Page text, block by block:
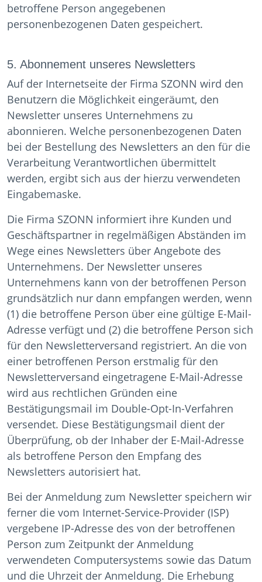
betroffene Person angegebenen
personenbezogenen Daten gespeichert.
5. Abonnement unseres Newsletters
Auf der Internetseite der Firma SZONN wird den
Benutzern die Möglichkeit eingeräumt, den
Newsletter unseres Unternehmens zu
abonnieren. Welche personenbezogenen Daten
bei der Bestellung des Newsletters an den für die
Verarbeitung Verantwortlichen übermittelt
werden, ergibt sich aus der hierzu verwendeten
Eingabemaske.
Die Firma SZONN informiert ihre Kunden und
Geschäftspartner in regelmäßigen Abständen im
Wege eines Newsletters über Angebote des
Unternehmens. Der Newsletter unseres
Unternehmens kann von der betroffenen Person
grundsätzlich nur dann empfangen werden, wenn
(1) die betroffene Person über eine gültige E-Mail-
Adresse verfügt und (2) die betroffene Person sich
für den Newsletterversand registriert. An die von
einer betroffenen Person erstmalig für den
Newsletterversand eingetragene E-Mail-Adresse
wird aus rechtlichen Gründen eine
Bestätigungsmail im Double-Opt-In-Verfahren
versendet. Diese Bestätigungsmail dient der
Überprüfung, ob der Inhaber der E-Mail-Adresse
als betroffene Person den Empfang des
Newsletters autorisiert hat.
Bei der Anmeldung zum Newsletter speichern wir
ferner die vom Internet-Service-Provider (ISP)
vergebene IP-Adresse des von der betroffenen
Person zum Zeitpunkt der Anmeldung
verwendeten Computersystems sowie das Datum
und die Uhrzeit der Anmeldung. Die Erhebung